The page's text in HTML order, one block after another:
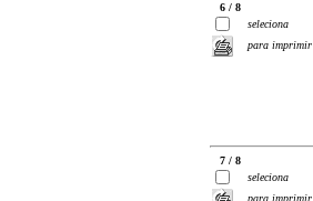
6 / 8
seleciona
para imprimir
7 / 8
seleciona
para imprimir